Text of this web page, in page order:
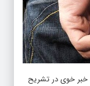
خبر خویدر تشریح